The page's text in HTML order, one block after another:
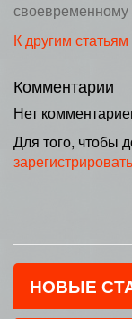
своевременному
К другим статьям
Комментарии
Нет
Для того, чтобы
НОВЫЕ